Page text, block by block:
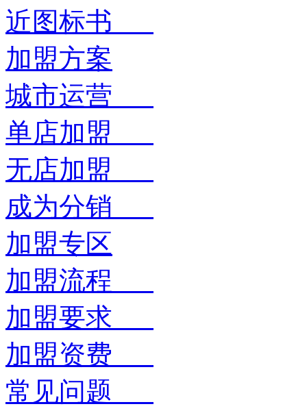
近图标书
加盟方案
城市运营
单店加盟
无店加盟
成为分销
加盟专区
加盟流程
加盟要求
加盟资费
常见问题